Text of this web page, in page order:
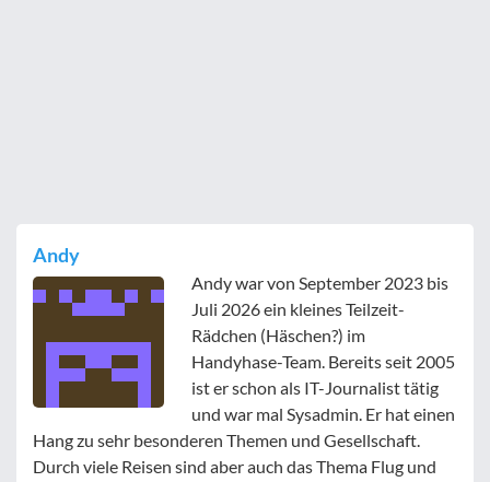
Andy
Andy war von September 2023 bis
Juli 2026 ein kleines Teilzeit-
Rädchen (Häschen?) im
Handyhase-Team. Bereits seit 2005
ist er schon als IT-Journalist tätig
und war mal Sysadmin. Er hat einen
Hang zu sehr besonderen Themen und Gesellschaft.
Durch viele Reisen sind aber auch das Thema Flug und